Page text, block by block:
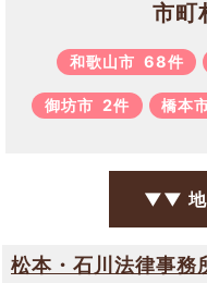
市町
和歌山市 68件
御坊市 2件 橋本
▼▼ 地
松本・石川法律事務